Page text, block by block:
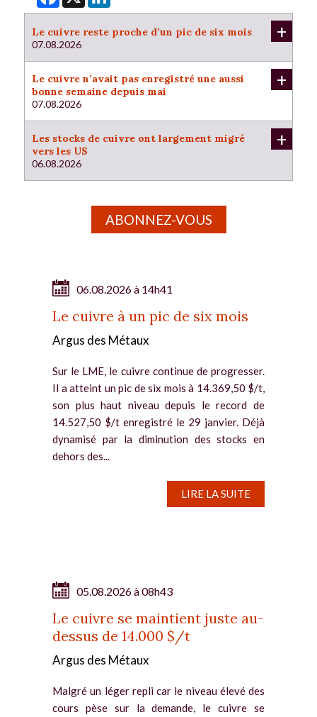
Le cuivre reste proche d’un pic de six mois
07.08.2026
+
Le cuivre n’avait pas enregistré une aussi
bonne semaine depuis mai
07.08.2026
+
Les stocks de cuivre ont largement migré
vers les US
06.08.2026
+
ABONNEZ-VOUS
06.08.2026 à 14h41
Le cuivre à un pic de six mois
Argus des Métaux
Sur le LME, le cuivre continue de progresser.
Il a atteint un pic de six mois à 14.369,50 $/t,
son plus haut niveau depuis le record de
14.527,50 $/t enregistré le 29 janvier. Déjà
dynamisé par la diminution des stocks en
dehors des...
LIRE LA SUITE
05.08.2026 à 08h43
Le cuivre se maintient juste au-
dessus de 14.000 $/t
Argus des Métaux
Malgré un léger repli car le niveau élevé des
cours pèse sur la demande, le cuivre se